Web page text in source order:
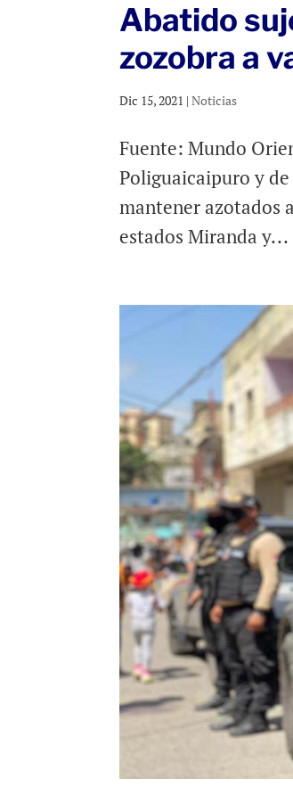
Abatido
zozobra a
Dic 15, 2021 |Noticias
Fuente: Mundo
Poliguaicaipuro y
mantener azotados
estados Miranda y...